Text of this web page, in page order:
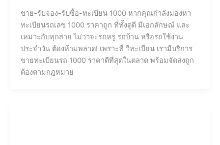
ขาย-รับจอง-รับซื้อ-ทะเบียน 1000 หากคุณกำลังมองหา
ทะเบียนรถเลข 1000 ราคาถูก ที่ทั้งดูดี มีเอกลักษณ์ และ
เหมาะกับทุกสาย ไม่ว่าจะรถหรู รถบ้าน หรือรถใช้งาน
ประจำวัน ต้องห้ามพลาด! เพราะที่ วีทะเบียน เรามีบริการ
ขายทะเบียนรถ 1000 ราคาดีที่สุดในตลาด พร้อมจัดส่งถูก
ต้องตามกฎหมาย